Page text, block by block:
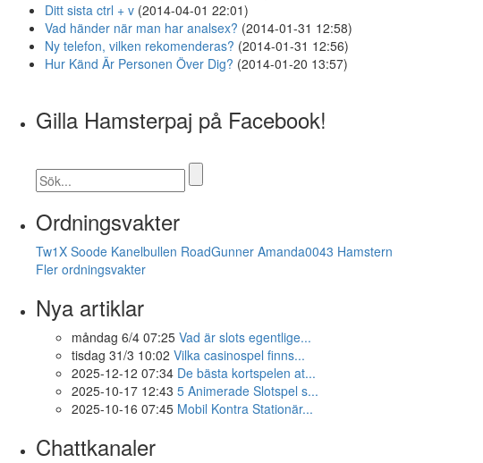
Ditt sista ctrl + v (2014-04-01 22:01)
Vad händer när man har analsex? (2014-01-31 12:58)
Ny telefon, vilken rekomenderas? (2014-01-31 12:56)
Hur Känd Är Personen Över Dig? (2014-01-20 13:57)
Gilla Hamsterpaj på Facebook!
Ordningsvakter
Tw1X Soode Kanelbullen RoadGunner Amanda0043 Hamstern
Fler ordningsvakter
Nya artiklar
måndag 6/4 07:25 Vad är slots egentlige...
tisdag 31/3 10:02 Vilka casinospel finns...
2025-12-12 07:34 De bästa kortspelen at...
2025-10-17 12:43 5 Animerade Slotspel s...
2025-10-16 07:45 Mobil Kontra Stationär...
Chattkanaler